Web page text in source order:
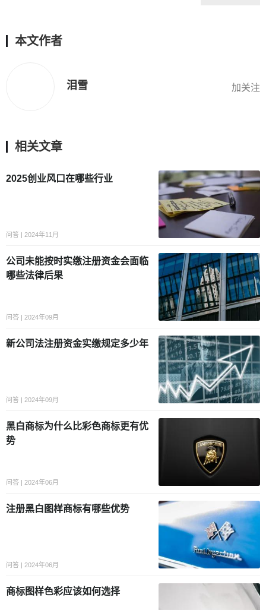
本文作者
泪雪 加关注
相关文章
2025创业风口在哪些行业
问答 | 2024年11月
公司未能按时实缴注册资金会面临
哪些法律后果
问答 | 2024年09月
新公司法注册资金实缴规定多少年
问答 | 2024年09月
黑白商标为什么比彩色商标更有优
势
问答 | 2024年06月
注册黑白图样商标有哪些优势
问答 | 2024年06月
商标图样色彩应该如何选择